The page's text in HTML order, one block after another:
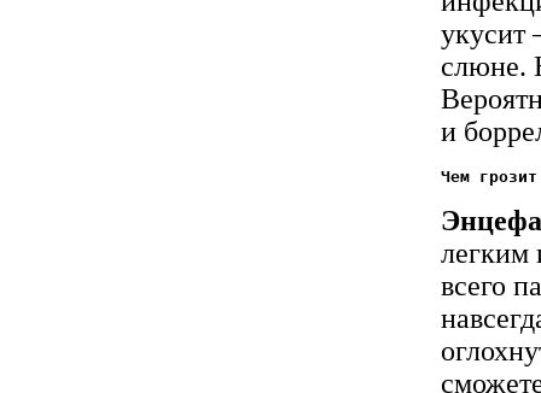
укусит
слюне.
и
Чем грозит
легким
всего